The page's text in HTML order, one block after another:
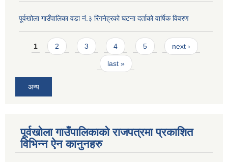
पूर्वखोला गाउँपालिका वडा नं.३ रिंगनेह्रको घटना दर्ताको वार्षिक विवरण
Pages
1 2 3 4 5 next ›
last »
अन्य
पूर्वखोला गाउँपालिकाको राजपत्रमा प्रकाशित
विभिन्न ऐन कानुनहरु